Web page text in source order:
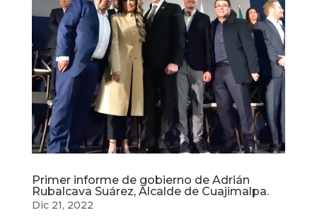
Primer informe de gobierno de Adrián
Rubalcava Suárez, Alcalde de Cuajimalpa.
Dic 21, 2022